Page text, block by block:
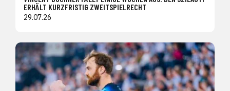
ERHÄLT KURZFRISTIG ZWEITSPIELRECHT
29.07.26